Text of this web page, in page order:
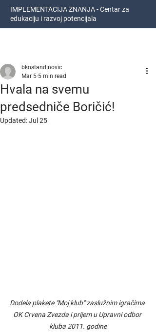
IMPLEMENTACIJA ZNANJA - Centar za
edukaciju i razvoj potencijala
Hvala na svemu
predsedniče Boričić!
bkostandinovic
Mar 5 5 min read
Updated:Jul 25
Dodela plakete "Moj klub" zaslužnim igračima
OK Crvena Zvezda i prijem u Upravni odbor
kluba 2011. godine